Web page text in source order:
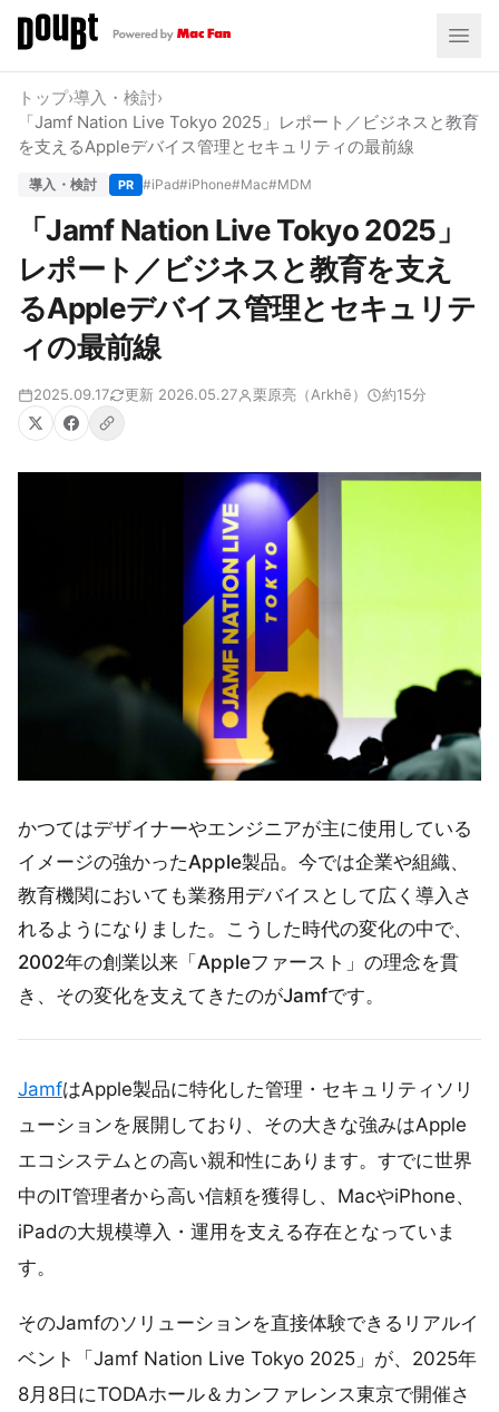
トップ›導入・検討›
「Jamf Nation Live Tokyo 2025」レポート／ビジネスと教育
を支えるAppleデバイス管理とセキュリティの最前線
導入・検討 PR #iPad#iPhone#Mac#MDM
「Jamf Nation Live Tokyo 2025」
レポート／ビジネスと教育を支え
るAppleデバイス管理とセキュリテ
ィの最前線
2025.09.17 更新 2026.05.27 栗原亮（Arkhē） 約15分
かつてはデザイナーやエンジニアが主に使用している
イメージの強かったApple製品。今では企業や組織、
教育機関においても業務用デバイスとして広く導入さ
れるようになりました。こうした時代の変化の中で、
2002年の創業以来「Appleファースト」の理念を貫
き、その変化を支えてきたのがJamfです。
JamfはApple製品に特化した管理・セキュリティソリ
ューションを展開しており、その大きな強みはApple
エコシステムとの高い親和性にあります。すでに世界
中のIT管理者から高い信頼を獲得し、MacやiPhone、
iPadの大規模導入・運用を支える存在となっていま
す。
そのJamfのソリューションを直接体験できるリアルイ
ベント「Jamf Nation Live Tokyo 2025」が、2025年
8月8日にTODAホール＆カンファレンス東京で開催さ